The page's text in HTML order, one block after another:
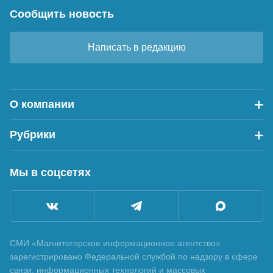
Сообщить новость
Написать в редакцию
О компании
Рубрики
Мы в соцсетях
СМИ «Магнитогорское информационное агентство»
зарегистрировано Федеральной службой по надзору в сфере
связи, информационных технологий и массовых